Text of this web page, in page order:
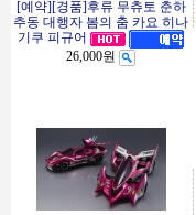
[예약][경품]후류 무츄토 춘하
추동 대행자 봄의 춤 카요 히나
기쿠 피규어
26,000원